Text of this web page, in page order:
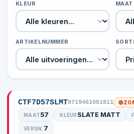
KLEUR MAAT
ARTIKELNUMMER
CTF7D57SLMT8719461051811
MAAT57 KLEUR SLATE MATT
VERSN. 7